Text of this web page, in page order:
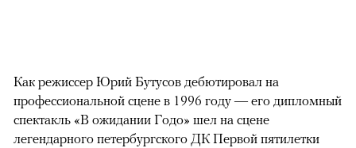
Как режиссер Юрий Бутусов дебютировал на
профессиональной сцене в 1996 году — его дипломный
спектакль «В ожидании Годо» шел на сцене
легендарного петербургского ДК Первой пятилетки